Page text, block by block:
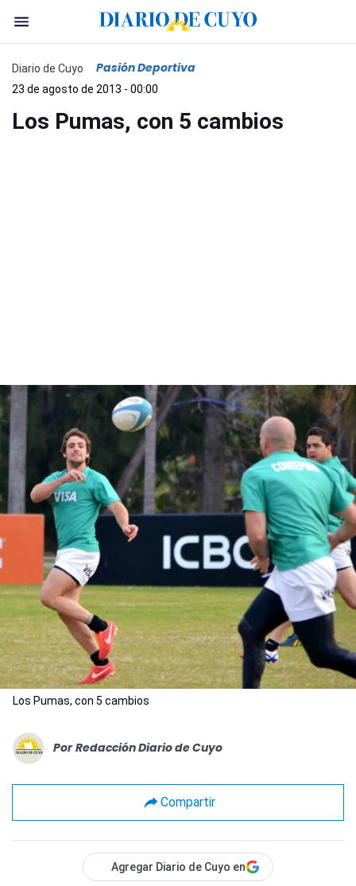
Diario de Cuyo Pasión Deportiva
23 de agosto de 2013 - 00:00
Los Pumas, con 5 cambios
Los Pumas, con 5 cambios
Por Redacción Diario de Cuyo
Compartir
Agregar Diario de Cuyo en